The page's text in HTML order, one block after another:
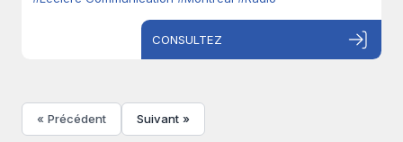
CONSULTEZ
« Précédent Suivant »